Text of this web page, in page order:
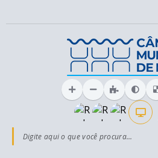
Digite aqui o que você procura...